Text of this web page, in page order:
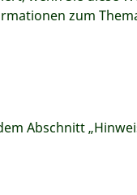
zum
Abschnitt